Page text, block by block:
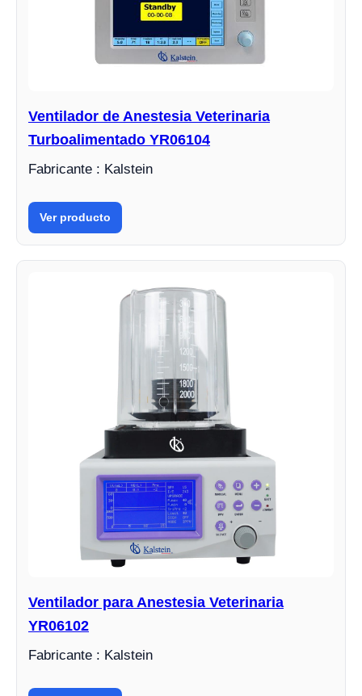
Ventilador de Anestesia Veterinaria
Turboalimentado YR06104
Fabricante : Kalstein
Ver producto
Ventilador para Anestesia Veterinaria
YR06102
Fabricante : Kalstein